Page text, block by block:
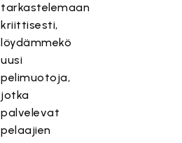
tarkastelemaan
kriittisesti,
löydämmekö
uusi
pelimuotoja,
jotka
palvelevat
pelaajien